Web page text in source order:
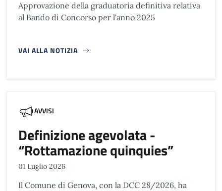
Approvazione della graduatoria definitiva relativa
al Bando di Concorso per l'anno 2025
VAI ALLA NOTIZIA
AVVISI
Definizione agevolata -
“Rottamazione quinquies”
01 Luglio 2026
Il Comune di Genova, con la DCC 28/2026, ha